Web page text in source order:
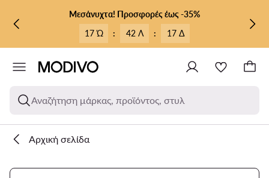
ΜΕΤΆΒΑΣΗ ΣΤΟ ΚΎΡΙΟ ΠΕΡΙΕΧΌΜΕΝΟ
ΜΕΤΆΒΑΣΗ ΣΤΗΝ ΑΝΑΖΉΤΗΣΗ
Μεσάνυχτα! Προσφορές έως -35%
17 Ώ
: 42 Λ : 16 Δ
Αναζήτηση μάρκας, προϊόντος, στυλ
Αρχική σελίδα